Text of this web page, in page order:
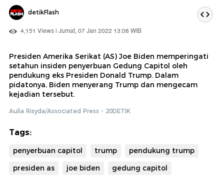
detikFlash
4,151 Views | Jumat, 07 Jan 2022 13:08 WIB
Presiden Amerika Serikat (AS) Joe Biden memperingati
setahun insiden penyerbuan Gedung Capitol oleh
pendukung eks Presiden Donald Trump. Dalam
pidatonya, Biden menyerang Trump dan mengecam
kejadian tersebut.
Aulia Risyda/Associated Press - 20DETIK
Tags:
penyerbuan capitol trump
pendukung trump
presiden as
joe biden gedung capitol